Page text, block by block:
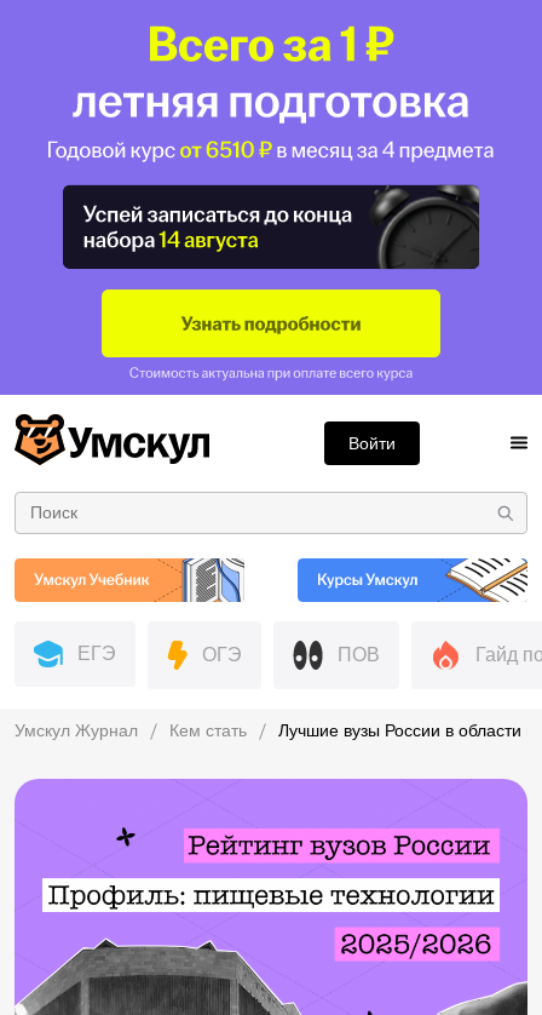
Войти
ЕГЭ ОГЭ ПОВ Гайд
Умскул Журнал Кем стать Лучшие вузы России в области